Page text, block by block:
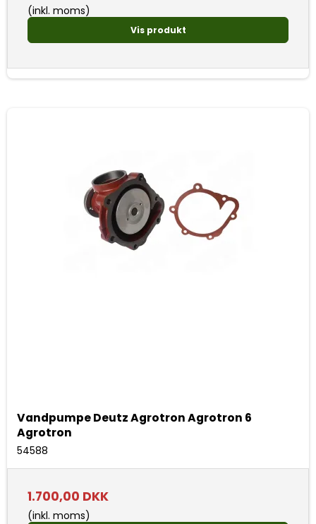
(inkl. moms)
Vis produkt
Vandpumpe Deutz Agrotron Agrotron 6
Agrotron
54588
1.700,00 DKK
(inkl. moms)